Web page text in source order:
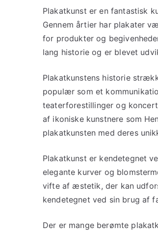
Plakatkunst er en fantastisk
Gennem årtier har plakater
for produkter og
lang historie og er blevet
Plakatkunstens historie
populær som et
teaterforestillinger og
af ikoniske kunstnere som
plakatkunsten med deres
Plakatkunst er kendetegnet
elegante kurver og
vifte af æstetik, der kan
kendetegnet ved sin brug af
Der er mange berømte